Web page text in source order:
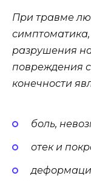
При травме
разрушения
повреждения
конечности
боль,
отек и